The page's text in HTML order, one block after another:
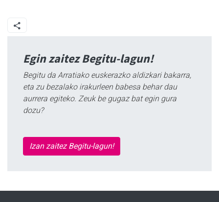
Egin zaitez Begitu-lagun!
Begitu da Arratiako euskerazko aldizkari bakarra,
eta zu bezalako irakurleen babesa behar dau
aurrera egiteko. Zeuk be gugaz bat egin gura
dozu?
Izan zaitez Begitu-lagun!